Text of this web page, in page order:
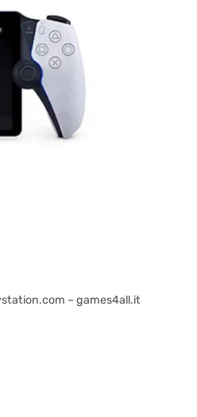
– games4all.it